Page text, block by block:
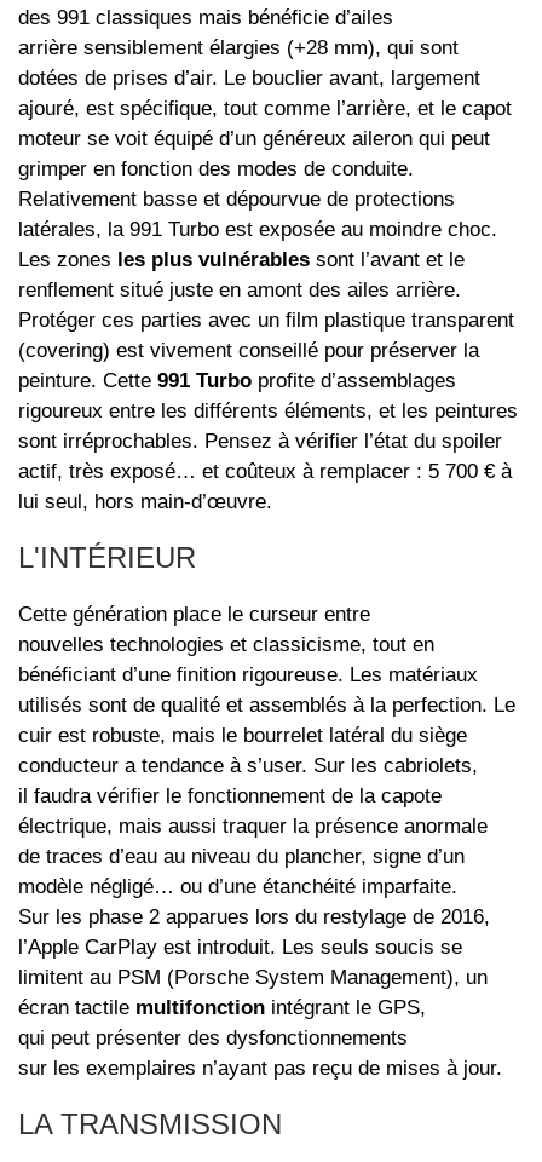
des 991 classiques mais bénéficie d’ailes
arrière sensiblement élargies (+28 mm), qui sont
dotées de prises d’air. Le bouclier avant, largement
ajouré, est spécifique, tout comme l’arrière, et le capot
moteur se voit équipé d’un généreux aileron qui peut
grimper en fonction des modes de conduite.
Relativement basse et dépourvue de protections
latérales, la 991 Turbo est exposée au moindre choc.
Les zones les plus vulnérables sont l’avant et le
renflement situé juste en amont des ailes arrière.
Protéger ces parties avec un film plastique transparent
(covering) est vivement conseillé pour préserver la
peinture. Cette 991 Turbo profite d’assemblages
rigoureux entre les différents éléments, et les peintures
sont irréprochables. Pensez à vérifier l’état du spoiler
actif, très exposé… et coûteux à remplacer : 5 700 € à
lui seul, hors main-d’œuvre.
L'INTÉRIEUR
Cette génération place le curseur entre
nouvelles technologies et classicisme, tout en
bénéficiant d’une finition rigoureuse. Les matériaux
utilisés sont de qualité et assemblés à la perfection. Le
cuir est robuste, mais le bourrelet latéral du siège
conducteur a tendance à s’user. Sur les cabriolets,
il faudra vérifier le fonctionnement de la capote
électrique, mais aussi traquer la présence anormale
de traces d’eau au niveau du plancher, signe d’un
modèle négligé… ou d’une étanchéité imparfaite.
Sur les phase 2 apparues lors du restylage de 2016,
l’Apple CarPlay est introduit. Les seuls soucis se
limitent au PSM (Porsche System Management), un
écran tactile multifonction intégrant le GPS,
qui peut présenter des dysfonctionnements
sur les exemplaires n’ayant pas reçu de mises à jour.
LA TRANSMISSION